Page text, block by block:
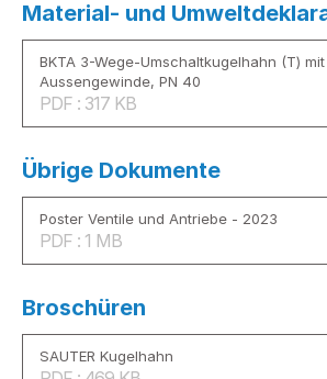
Material- und
BKTA 3-Wege-Umschaltkugelhahn (T) mit
Aussengewinde, PN 40
PDF : 317 KB
Übrige Dokumente
Poster Ventile und Antriebe - 2023
PDF : 1 MB
Broschüren
SAUTER Kugelhahn